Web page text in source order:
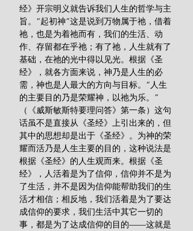
经》开宗明义就告诉我们人生的哲学与主
旨。“起初神”这是说到万物属于祂，借着
祂，也是为着祂而有，我们的生活、动
作、存留都在乎祂；有了祂，人生就有了
基础，在祂的光中得以见光。根据《圣
经》，就各方面来说，神乃是人生的必
需，神也是人最大的方向与目标。“人生
的主要目的乃是荣耀神，以祂为乐。”
（《威斯敏斯特要理问答》第一条）这句
话虽不是直接从《圣经》上引出来的，但
其中的思想却是出于《圣经》。为神的荣
耀而活乃是人生主要的目的，这种说法是
根据《圣经》的人生观而来。根据《圣
经》，人活着是为了信仰，信仰并不是为
了生活，并不是因为信仰能帮助我们的生
活才相信；相反地，我们活着是为了要达
成信仰的要求，我们生活中其它一切的
事，都是为了达成信仰的目的——这就是